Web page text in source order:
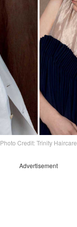
Photo Credit: Trinity Haircare
Advertisement